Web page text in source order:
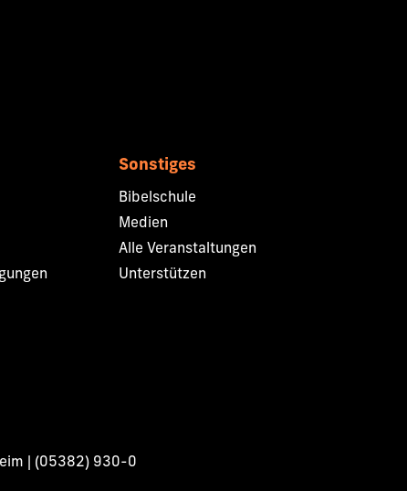
Sonstiges
Bibelschule
Medien
Alle Veranstaltungen
Unterstützen
| (05382) 930-0